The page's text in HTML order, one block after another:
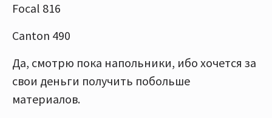
Focal 816
Canton 490
Да, смотрю пока напольники, ибо хочется за
свои деньги получить побольше
материалов.